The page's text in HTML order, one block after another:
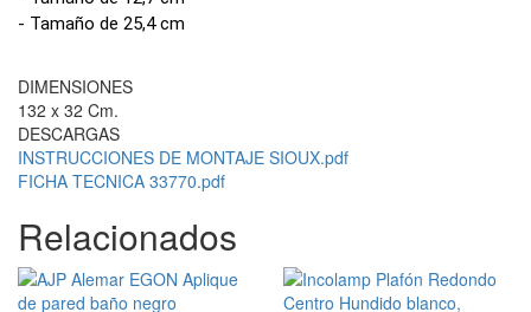
- Tamaño de 25,4 cm
DIMENSIONES
132 x 32 Cm.
DESCARGAS
INSTRUCCIONES DE MONTAJE SIOUX.pdf
FICHA TECNICA 33770.pdf
Relacionados